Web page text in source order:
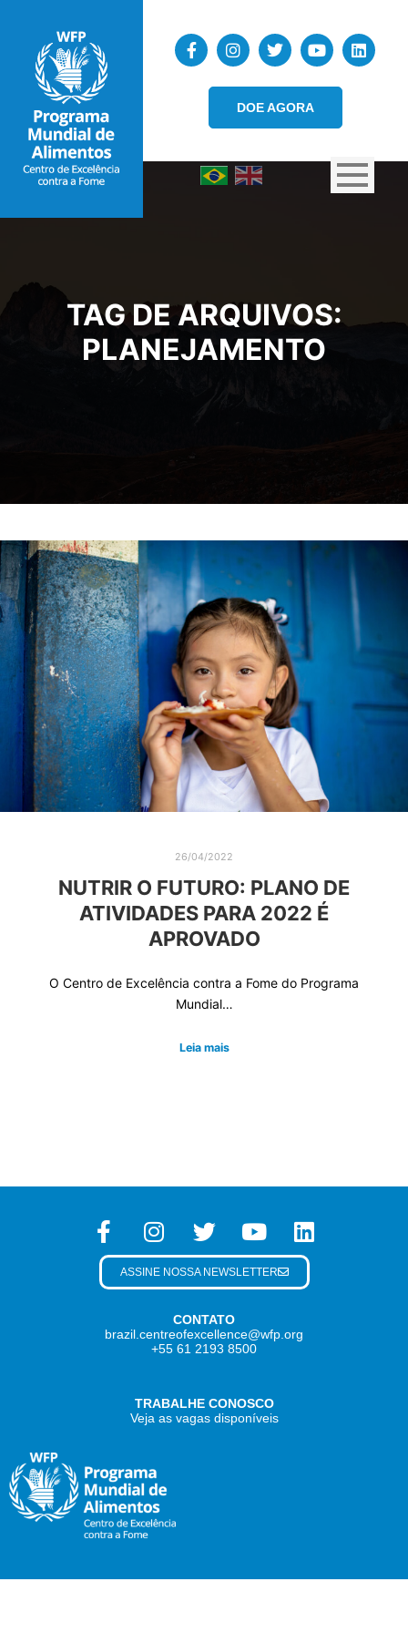
DOE AGORA
TAG DE ARQUIVOS:
PLANEJAMENTO
26/04/2022
NUTRIR O FUTURO: PLANO DE
ATIVIDADES PARA 2022 É
APROVADO
O Centro de Excelência contra a Fome do Programa
Mundial…
Leia mais
CONTATO
brazil.centreofexcellence@wfp.org
+55 61 2193 8500
TRABALHE CONOSCO
Veja as vagas disponíveis
ASSINE NOSSA NEWSLETTER